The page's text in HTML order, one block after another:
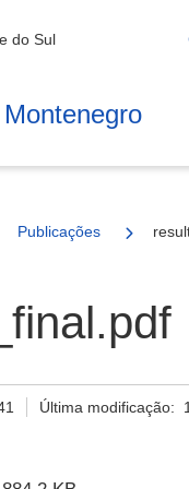
do Sul
Publicações
Última modificação: